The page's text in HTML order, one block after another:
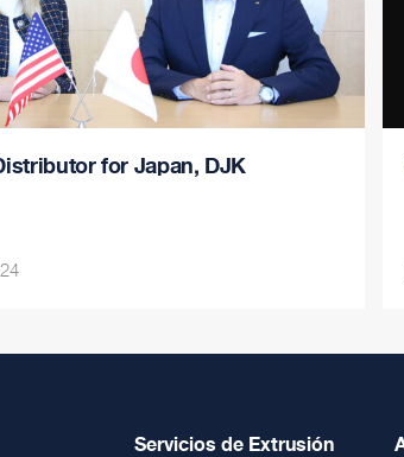
for Japan, DJK
Servicios de Extrusión